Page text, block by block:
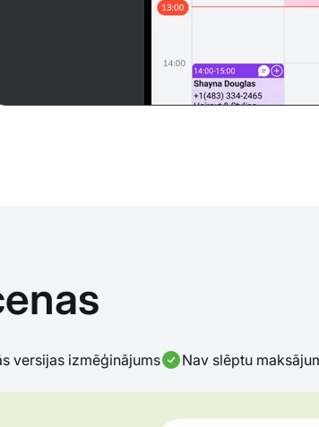
versijas izmēģinājums Nav slēptu